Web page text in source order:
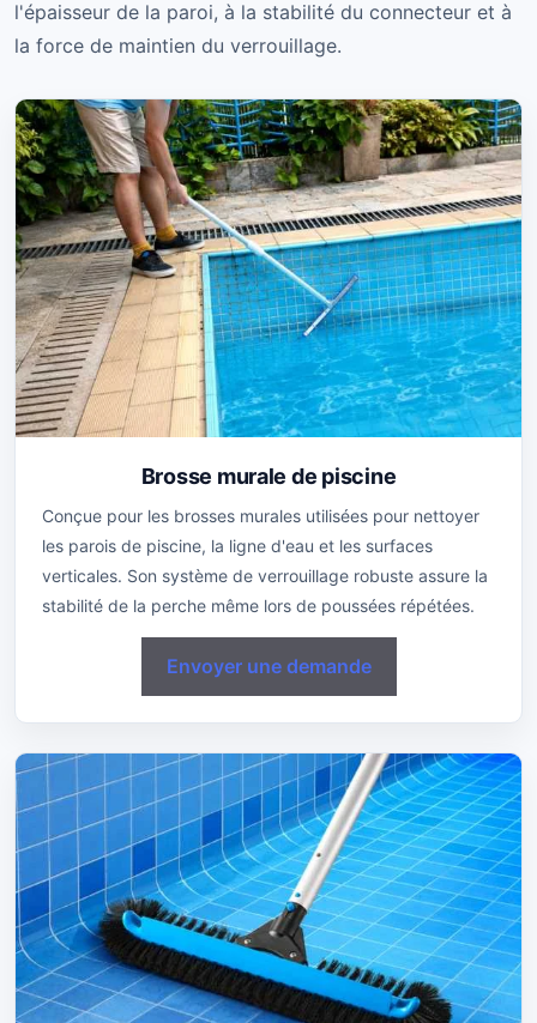
l'épaisseur de la paroi, à la stabilité du connecteur et à
la force de maintien du verrouillage.
Brosse murale de piscine
Conçue pour les brosses murales utilisées pour nettoyer
les parois de piscine, la ligne d'eau et les surfaces
verticales. Son système de verrouillage robuste assure la
stabilité de la perche même lors de poussées répétées.
Envoyer une demande